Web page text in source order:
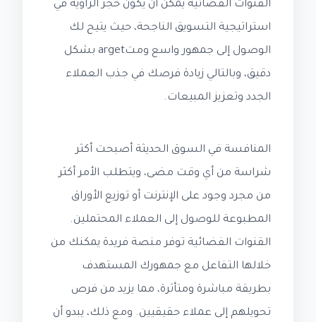
القنوات الفضائية يمكن أن يكون حجر الزاوية في
استراتيجية التسويق الناجحة، حيث يتيح لك
الوصول إلى جمهور واسع ومتarget بشكل
دقيق، وبالتالي زيادة فرصك في جذب العملاء
الجدد وتعزيز المبيعات.
المنافسة في السوق الحديثة أصبحت أكثر
شراسة من أي وقت مضى، ويتطلب الأمر أكثر
من مجرد وجود على الإنترنت أو توزيع الأوراق
المطبوعة للوصول إلى العملاء المحتملين.
القنوات الفضائية توفر منصة فريدة يمكنك من
خلالها التفاعل مع جمهورك المستهدف
بطريقة مباشرة ومتأثرة، مما يزيد من فرص
تحويلهم إلى عملاء حقيقيين. ومع ذلك، يبدو أن